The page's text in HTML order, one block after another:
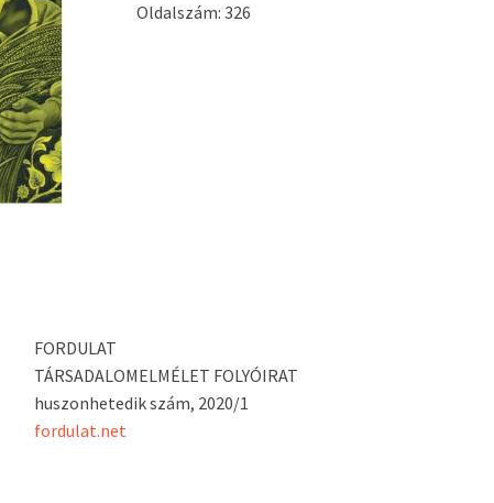
Oldalszám: 326
FORDULAT
TÁRSADALOMELMÉLET FOLYÓIRAT
huszonhetedik szám, 2020/1
fordulat.net